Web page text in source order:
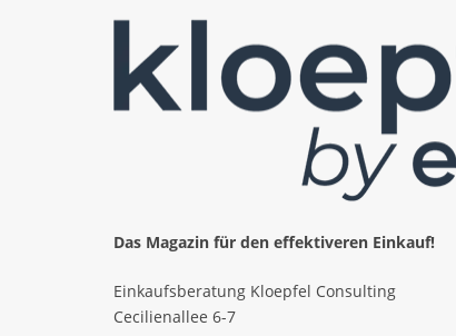
Das Magazin für den effektiveren Einkauf!
Einkaufsberatung Kloepfel Consulting
Cecilienallee 6-7